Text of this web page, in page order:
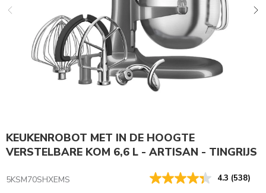
KEUKEN­ROBOT MET IN DE HOOGTE
VERSTELBARE KOM 6,6 L - ARTISAN - TINGRIJS
5KSM70SHXEMS 4.3 (538)